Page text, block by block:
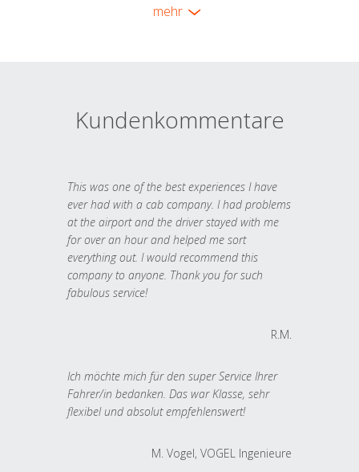
mehr
Kundenkommentare
This was one of the best experiences I have
ever had with a cab company. I had problems
at the airport and the driver stayed with me
for over an hour and helped me sort
everything out. I would recommend this
company to anyone. Thank you for such
fabulous service!
R.M.
Ich möchte mich für den super Service Ihrer
Fahrer/in bedanken. Das war Klasse, sehr
flexibel und absolut empfehlenswert!
M. Vogel, VOGEL Ingenieure